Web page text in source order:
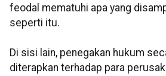
feodal mematuhi apa yang
seperti itu.
Di sisi lain, penegakan hukum
diterapkan terhadap para